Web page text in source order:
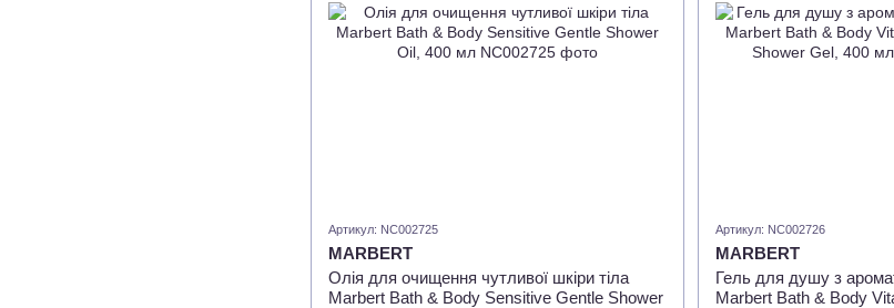
Артикул: NC002725
MARBERT
Олія для очищення чутливої шкіри тіла
Marbert Bath & Body Sensitive Gentle Shower
Артикул: NC002726
MARBERT
Гель для душу з
Marbert Bath & Body